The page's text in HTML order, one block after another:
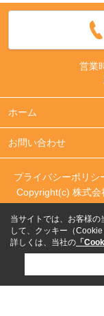
営業
ホーム
お問い合わせ
プライバシーポリシ
Copyright(c) 株式会
当サイトでは、お客様の
して、クッキー（Cookie
詳しくは、当社の 「